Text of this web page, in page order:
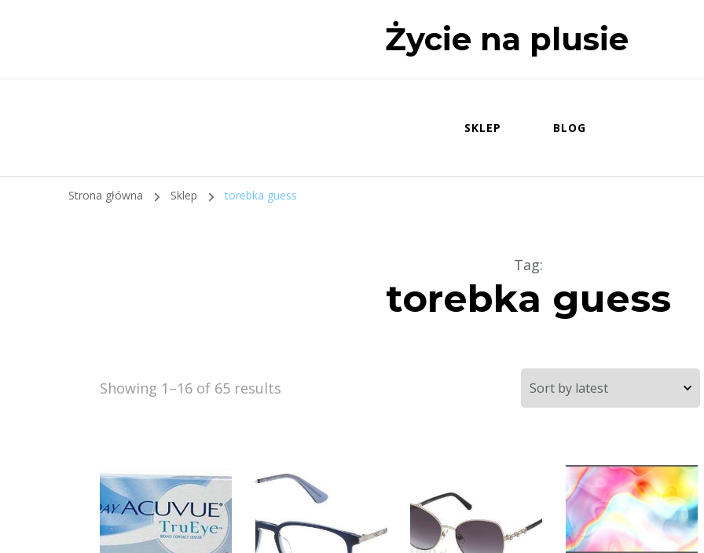
Życie na plusie
SKLEP BLOG
Strona główna Sklep torebka guess
Tag:
torebka guess
Showing 1–16 of 65 results